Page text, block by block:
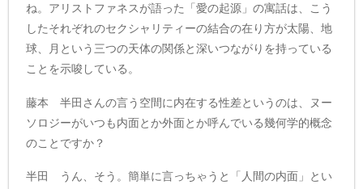
ね。アリストファネスが語った「愛の起源」の寓話は、こう
したそれぞれのセクシャリティーの結合の在り方が太陽、地
球、月という三つの天体の関係と深いつながりを持っている
ことを示唆している。
藤本 半田さんの言う空間に内在する性差というのは、ヌー
ソロジーがいつも内面とか外面とか呼んでいる幾何学的概念
のことですか？
半田 うん、そう。簡単に言っちゃうと「人間の内面」とい